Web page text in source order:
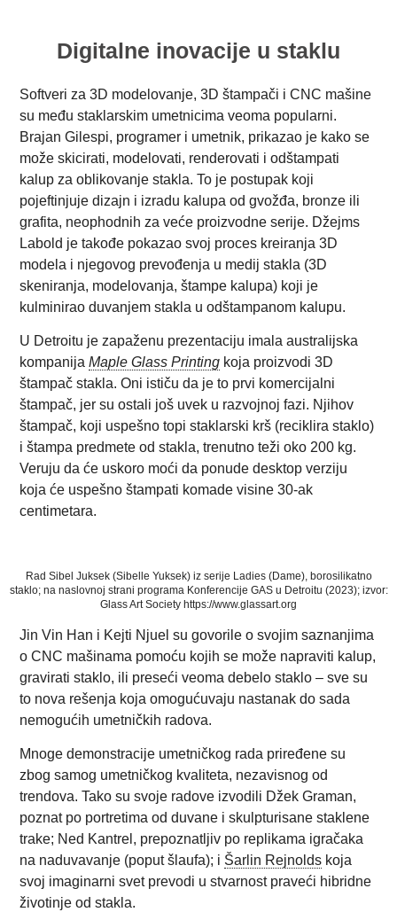
Digitalne inovacije u staklu
Softveri za 3D modelovanje, 3D štampači i CNC mašine
su među staklarskim umetnicima veoma popularni.
Brajan Gilespi, programer i umetnik, prikazao je kako se
može skicirati, modelovati, renderovati i odštampati
kalup za oblikovanje stakla. To je postupak koji
pojeftinjuje dizajn i izradu kalupa od gvožđa, bronze ili
grafita, neophodnih za veće proizvodne serije. Džejms
Labold je takođe pokazao svoj proces kreiranja 3D
modela i njegovog prevođenja u medij stakla (3D
skeniranja, modelovanja, štampe kalupa) koji je
kulminirao duvanjem stakla u odštampanom kalupu.
U Detroitu je zapaženu prezentaciju imala australijska
kompanijaMaple Glass Printing koja proizvodi 3D
štampač stakla. Oni ističu da je to prvi komercijalni
štampač, jer su ostali još uvek u razvojnoj fazi. Njihov
štampač, koji uspešno topi staklarski krš (reciklira staklo)
i štampa predmete od stakla, trenutno teži oko 200 kg.
Veruju da će uskoro moći da ponude desktop verziju
koja će uspešno štampati komade visine 30-ak
centimetara.
Rad Sibel Juksek (Sibelle Yuksek) iz serije Ladies (Dame), borosilikatno
staklo; na naslovnoj strani programa Konferencije GAS u Detroitu (2023); izvor:
Glass Art Society https://www.glassart.org
Jin Vin Han i Kejti Njuel su govorile o svojim saznanjima
o CNC mašinama pomoću kojih se može napraviti kalup,
gravirati staklo, ili preseći veoma debelo staklo – sve su
to nova rešenja koja omogućuvaju nastanak do sada
nemogućih umetničkih radova.
Mnoge demonstracije umetničkog rada priređene su
zbog samog umetničkog kvaliteta, nezavisnog od
trendova. Tako su svoje radove izvodili Džek Graman,
poznat po portretima od duvane i skulpturisane staklene
trake; Ned Kantrel, prepoznatljiv po replikama igračaka
na naduvavanje (poput šlaufa); i Šarlin Rejnolds koja
svoj imaginarni svet prevodi u stvarnost praveći hibridne
životinje od stakla.